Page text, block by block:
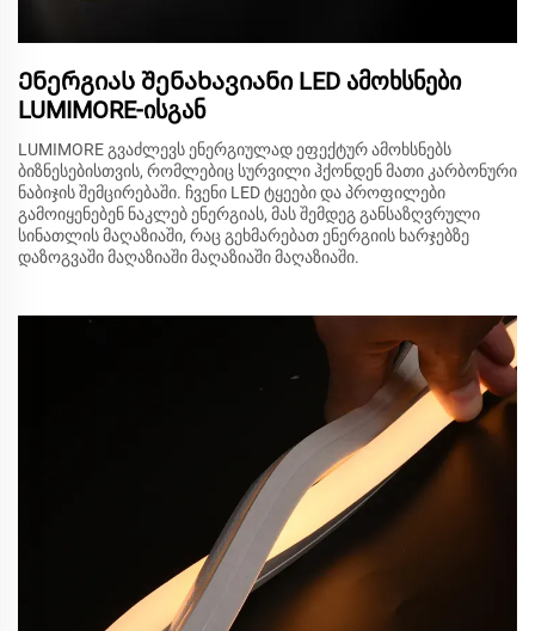
Ენერგიას შენახავიანი LED ამოხსნები
LUMIMORE-ისგან
LUMIMORE გვაძლევს ენერგიულად ეფექტურ ამოხსნებს
ბიზნესებისთვის, რომლებიც სურვილი ჰქონდენ მათი კარბონური
ნაბიჯის შემცირებაში. ჩვენი LED ტყეები და პროფილები
გამოიყენებენ ნაკლებ ენერგიას, მას შემდეგ განსაზღვრული
სინათლის მაღაზიაში, რაც გეხმარებათ ენერგიის ხარჯებზე
დაზოგვაში მაღაზიაში მაღაზიაში მაღაზიაში.